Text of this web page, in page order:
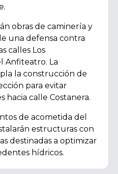
obras de caminería y
una defensa contra
calles Los
Anfiteatro. La
la construcción de
para evitar
hacia calle Costanera.
de acometida del
estructuras con
destinadas a optimizar
hídricos.